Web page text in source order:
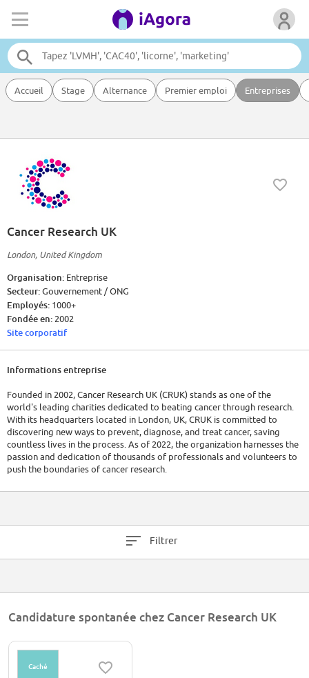
Accueil Stage Alternance Premier emploi Entreprises
Cancer Research UK
London, United Kingdom
Organisation: Entreprise
Secteur:Gouvernement / ONG
Employés: 1000+
Fondée en: 2002
Site corporatif
Informations entreprise
Founded in 2002, Cancer Research UK (CRUK) stands as one of the
world's leading charities dedicated to beating cancer through research.
With its headquarters located in London, UK, CRUK is committed to
discovering new ways to prevent, diagnose, and treat cancer, saving
countless lives in the process. As of 2022, the organization harnesses the
passion and dedication of thousands of professionals and volunteers to
push the boundaries of cancer research.
In terms of finance, Cancer Research UK relies heavily on donations,
accurate and up-to-date figures.
Filtrer
Candidature spontanée chez Cancer Research UK
Caché